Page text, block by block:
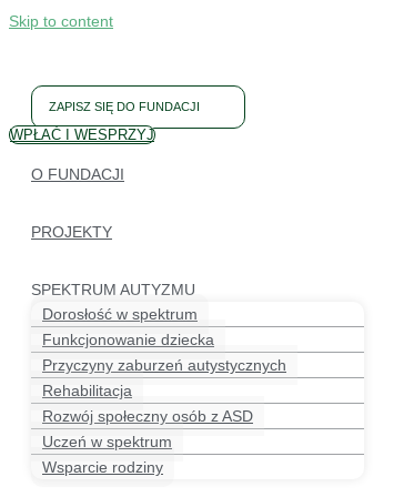
Skip to content
ZAPISZ SIĘ DO FUNDACJI
O FUNDACJI
PROJEKTY
SPEKTRUM AUTYZMU
Dorosłość w spektrum
Funkcjonowanie dziecka
Przyczyny zaburzeń autystycznych
Rehabilitacja
Rozwój społeczny osób z ASD
Uczeń w spektrum
Wsparcie rodziny
WPŁAĆ I WESPRZYJ